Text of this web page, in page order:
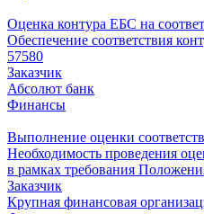
Оценка контура ЕБС на
Обеспечение соответствия
57580
Заказчик
Абсолют банк
Финансы
Выполнение оценки
Необходимость проведения
в рамках требования
Заказчик
Крупная финансовая